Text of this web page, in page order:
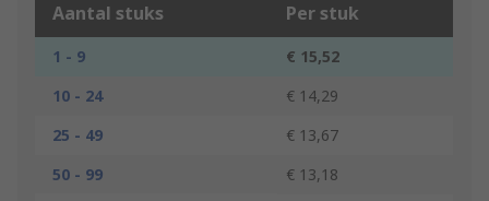
Aantal stuks Per stuk
1 - 9
€ 15,52
10 - 24
€ 14,29
25 - 49
€ 13,67
50 - 99
€ 13,18